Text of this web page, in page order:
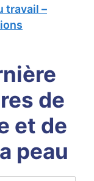
travail –
de
et de
peau